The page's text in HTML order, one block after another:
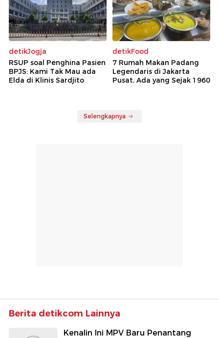
detikJogja
RSUP soal Penghina Pasien
BPJS: Kami Tak Mau ada
Elda di Klinis Sardjito
detikFood
7 Rumah Makan Padang
Legendaris di Jakarta
Pusat, Ada yang Sejak 1960
Selengkapnya
Berita detikcom Lainnya
Kenalin Ini MPV Baru Penantang